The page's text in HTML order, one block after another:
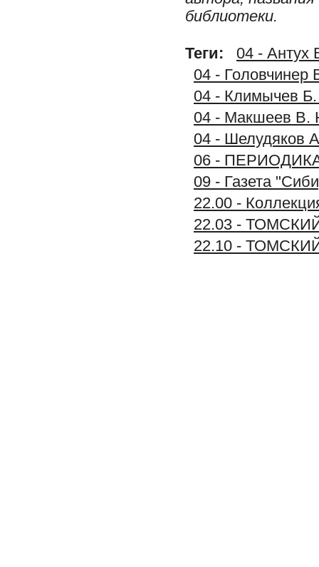
библиотеки.
Теги:
04 - Антух
04 - Головчинер
04 - Климычев Б.
04 - Макшеев В.
04 - Шелудяков
06 -
09 - Газета
22.00 -
22.03 -
22.10 -